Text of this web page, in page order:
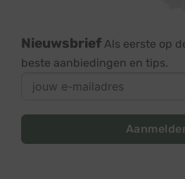
Nieuwsbrief Als eerste op
beste aanbiedingen en tips.